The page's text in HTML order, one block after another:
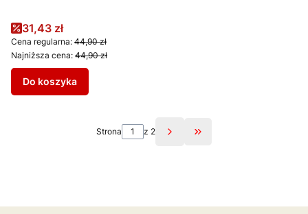
Cena promocyjna
31,43 zł
Cena regularna: 44,90 zł
Najniższa cena: 44,90 zł
Do koszyka
Strona z 2 Przejdź do ostatniej